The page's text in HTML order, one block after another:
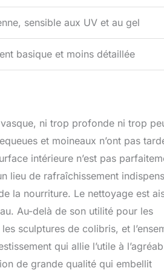
sensible aux UV et au gel
basique et moins détaillée
ni trop profonde ni trop
et moineaux n’ont pas
intérieure n’est pas
lieu de rafraîchissement
la nourriture. Le nettoyage est
Au-delà de son utilité pour les
sculptures de colibris, et
qui allie l’utile à
de grande qualité qui embellit